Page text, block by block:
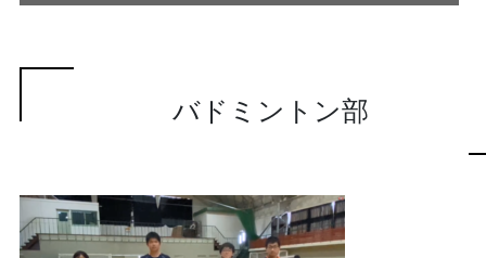
バドミントン部